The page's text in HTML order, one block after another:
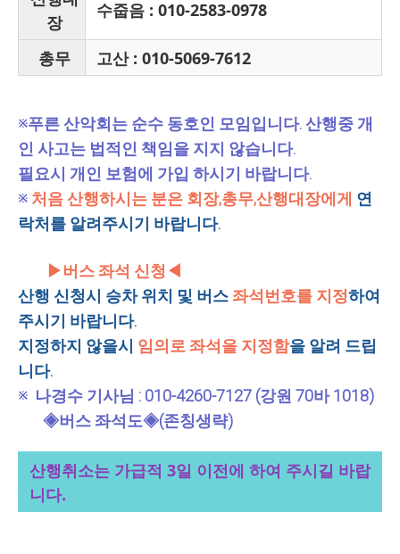
장
수줍음 : 010-2583-0978
총무 고산 : 010-5069-7612
※푸른 산악회는 순수 동호인 모임입니다. 산행중 개
인 사고는 법적인 책임을 지지 않습니다.
필요시 개인 보험에 가입 하시기 바랍니다.
※ 처음 산행하시는 분은 회장,총무,산행대장에게 연
락처를 알려주시기 바랍니다.
▶버스 좌석 신청◀
산행 신청시 승차 위치 및 버스 좌석번호를 지정하여
주시기 바랍니다.
지정하지 않을시 임의로 좌석을 지정함을 알려 드립
니다.
※ 나경수 기사님 : 010-4260-7127 (강원 70바 1018)
◈버스 좌석도◈(존칭생략)
산행취소는 가급적 3일 이전에 하여 주시길 바랍
니다.